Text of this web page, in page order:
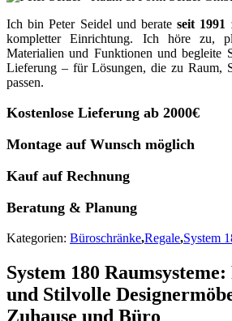
Ich bin Peter Seidel und berateseit 1991
kompletter Einrichtung. Ich höre zu,
Materialien und Funktionen und begleite
Lieferung – für Lösungen, die zu Raum,
passen.
Kostenlose Lieferung ab 2000€
Montage auf Wunsch möglich
Kauf auf Rechnung
Beratung & Planung
Kategorien: Büroschränke,Regale,System
System 180
und Stilvolle
Zuhause und Büro